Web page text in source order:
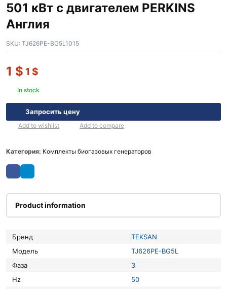
501 кВт с двигателем PERKINS
Англия
SKU: TJ626PE-BG5L1015
1 $ 1 $
In stock
Запросить цену
Add to wishlist Add to compare
Категория: Комплекты биогазовых генераторов
Product information
Бренд
TEKSAN
Модель
TJ626PE-BG5L
Фаза
3
Hz
50